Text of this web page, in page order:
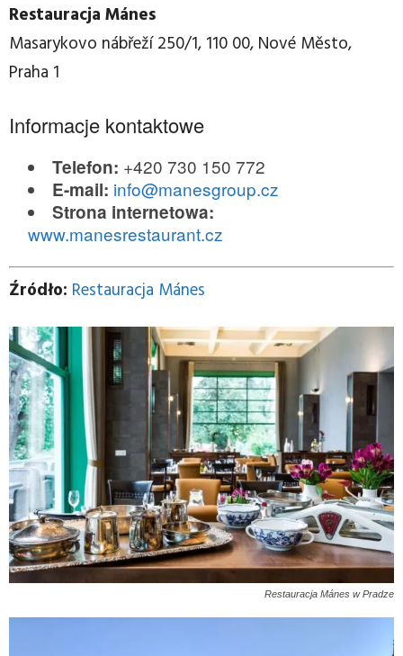
Restauracja Mánes
Masarykovo nábřeží 250/1, 110 00, Nové Město,
Praha 1
Informacje kontaktowe
Telefon: +420 730 150 772
E-mail: info@manesgroup.cz
Strona internetowa:
www.manesrestaurant.cz
Źródło: Restauracja Mánes
Restauracja Mánes w Pradze